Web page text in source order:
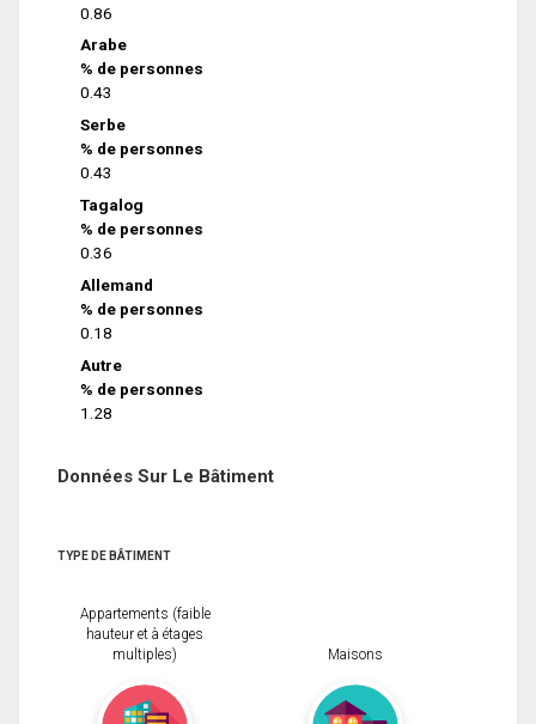
0.86
Arabe
% de personnes
0.43
Serbe
% de personnes
0.43
Tagalog
% de personnes
0.36
Allemand
% de personnes
0.18
Autre
% de personnes
1.28
Données Sur Le Bâtiment
TYPE DE BÂTIMENT
Appartements (faible
hauteur et à étages
multiples)
Maisons